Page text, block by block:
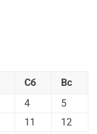
Сб
Вс
4
5
11
12